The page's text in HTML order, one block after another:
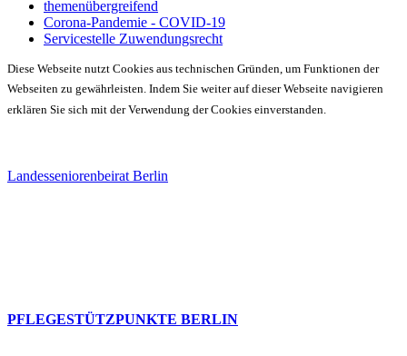
themenübergreifend
Corona-Pandemie - COVID-19
Servicestelle Zuwendungsrecht
Diese Webseite nutzt Cookies aus technischen Gründen, um Funktionen der
Webseiten zu gewährleisten. Indem Sie weiter auf dieser Webseite navigieren
erklären Sie sich mit der Verwendung der Cookies einverstanden.
Landesseniorenbeirat Berlin
PFLEGESTÜTZPUNKTE BERLIN